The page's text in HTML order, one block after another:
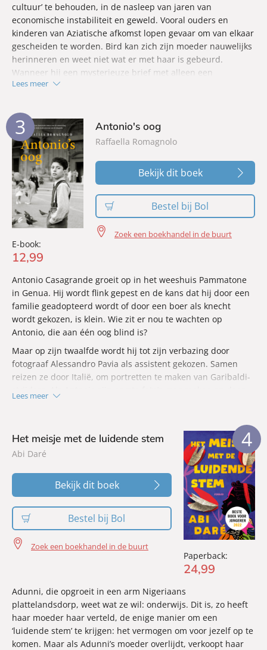
cultuur’ te behouden, in de nasleep van jaren van
economische instabiliteit en geweld. Vooral ouders en
kinderen van Aziatische afkomst lopen gevaar om van elkaar
gescheiden te worden. Bird kan zich zijn moeder nauwelijks
herinneren en weet niet wat er met haar is gebeurd.
Wanneer hij een mysterieuze brief met alleen een
cryptische tekening ontvangt, gaat hij naar haar op zoek.
Lees meer
3
E-book:
12,99
Antonio's oog
Raffaella Romagnolo
Bekijk dit boek
Bestel bij Bol
Zoek een boekhandel in de buurt
Antonio Casagrande groeit op in het weeshuis Pammatone
in Genua. Hij wordt flink gepest en de kans dat hij door een
familie geadopteerd wordt of door een boer als knecht
wordt gekozen, is klein. Wie zit er nou te wachten op
Antonio, die aan één oog blind is?
Maar op zijn twaalfde wordt hij tot zijn verbazing door
fotograaf Alessandro Pavia als assistent gekozen. Samen
reizen ze door Italië, om portretten te maken van Garibaldi-
Lees meer
4
Paperback:
24,99
Het meisje met de luidende stem
Abi Daré
Bekijk dit boek
Bestel bij Bol
Zoek een boekhandel in de buurt
Adunni, die opgroeit in een arm Nigeriaans
plattelandsdorp, weet wat ze wil: onderwijs. Dit is, zo heeft
haar moeder haar verteld, de enige manier om een
‘luidende stem’ te krijgen: het vermogen om voor jezelf op te
komen. Maar als Adunni’s moeder overlijdt, verkoopt haar